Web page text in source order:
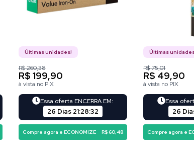
Últimas unidades!
R$ 260,38
R$ 199,90
à vista no PIX
Essa oferta ENCERRA EM:
26 Dias 21:28:31
Compre agora e ECONOMIZE R$ 60,48
Últimas
R$ 75,01
R$ 49,90
à vista no PIX
Essa
26
Compre agora e